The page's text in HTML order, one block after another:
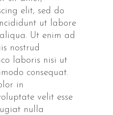
elit, sed do
ut labore
Ut enim ad
nostrud
laboris nisi ut
consequat.
in
velit esse
nulla